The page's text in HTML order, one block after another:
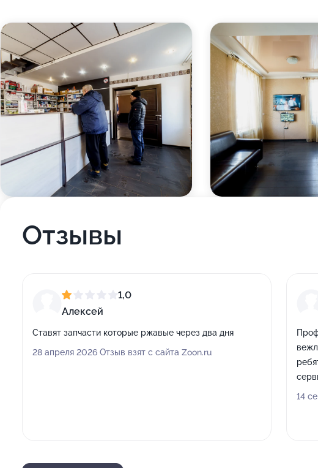
Отзывы
1,0
Алексей
Ставят запчасти которые ржавые через два дня
28 апреля 2026 Отзыв взят с сайта Zoon.ru
14